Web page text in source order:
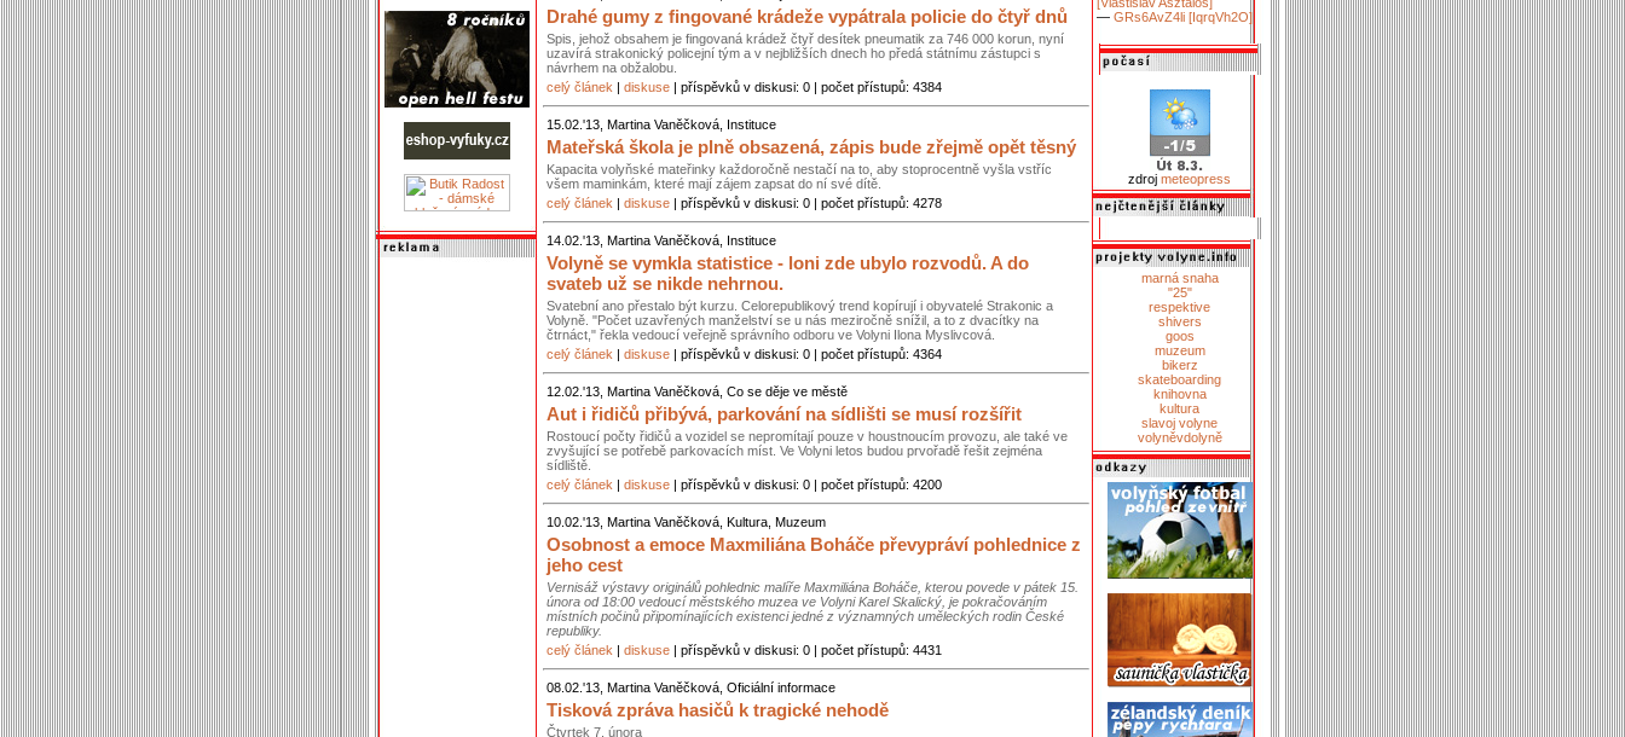
Drahé gumy z fingované krádeže vypátrala policie do čtyř dnů
Spis, jehož obsahem je fingovaná krádež čtyř desítek pneumatik za 746 000 korun, nyní
uzavírá strakonický policejní tým a v nejbližších dnech ho předá státnímu zástupci s
návrhem na obžalobu.
celý článek | diskuse | příspěvků v diskusi: 0 | počet přístupů: 4384
15.02.'13, Martina Vaněčková, Instituce
Mateřská škola je plně obsazená, zápis bude zřejmě opět těsný
Kapacita volyňské mateřinky každoročně nestačí na to, aby stoprocentně vyšla vstříc
všem maminkám, které mají zájem zapsat do ní své dítě.
celý článek | diskuse | příspěvků v diskusi: 0 | počet přístupů: 4278
14.02.'13, Martina Vaněčková, Instituce
Volyně se vymkla statistice - loni zde ubylo rozvodů. A do
svateb už se nikde nehrnou.
Svatební ano přestalo být kurzu. Celorepublikový trend kopírují i obyvatelé Strakonic a
Volyně. "Počet uzavřených manželství se u nás meziročně snížil, a to z dvacítky na
čtrnáct," řekla vedoucí veřejně správního odboru ve Volyni Ilona Myslivcová.
celý článek | diskuse | příspěvků v diskusi: 0 | počet přístupů: 4364
12.02.'13, Martina Vaněčková, Co se děje ve městě
Aut i řidičů přibývá, parkování na sídlišti se musí rozšířit
Rostoucí počty řidičů a vozidel se nepromítají pouze v houstnoucím provozu, ale také ve
zvyšující se potřebě parkovacích míst. Ve Volyni letos budou prvořadě řešit zejména
sídliště.
celý článek | diskuse | příspěvků v diskusi: 0 | počet přístupů: 4200
10.02.'13, Martina Vaněčková, Kultura, Muzeum
Osobnost a emoce Maxmiliána Boháče převypráví pohlednice z
jeho cest
Vernisáž výstavy originálů pohlednic malíře Maxmiliána Boháče, kterou povede v pátek 15.
února od 18:00 vedoucí městského muzea ve Volyni Karel Skalický, je pokračováním
místních počinů připomínajících existenci jedné z významných uměleckých rodin České
republiky.
celý článek | diskuse | příspěvků v diskusi: 0 | počet přístupů: 4431
08.02.'13, Martina Vaněčková, Oficiální informace
Tisková zpráva hasičů k tragické nehodě
Čtvrtek 7. února
— GRs6AvZ4li [IqrqVh2O]
zdroj meteopress
marná snaha
"25"
respektive
shivers
goos
muzeum
bikerz
skateboarding
knihovna
kultura
slavoj volyne
volyněvdolyně